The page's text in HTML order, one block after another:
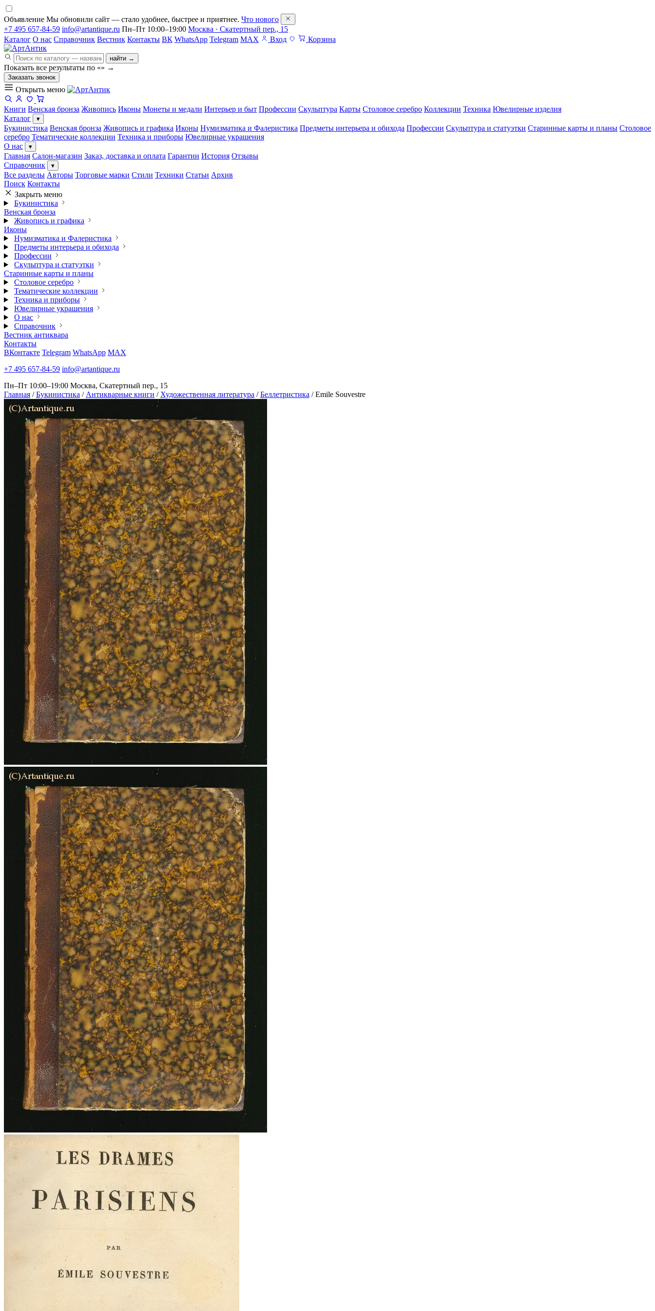
Объявление Мы обновили сайт — стало удобнее, быстрее и приятнее. Что нового
+7 495 657-84-59 info@artantique.ru Пн–Пт 10:00–19:00 Москва · Скатертный пер., 15
Каталог О нас Справочник Вестник Контакты ВК WhatsApp Telegram MAX Вход Корзина
найти →
Показать все результаты по «» →
Заказать звонок
Открыть меню
Книги Венская бронза Живопись Иконы Монеты и медали Интерьер и быт Профессии Скульптура Карты Столовое серебро Коллекции Техника Ювелирные изделия
Каталог
▾
Букинистика Венская бронза Живопись и графика Иконы Нумизматика и Фалеристика Предметы интерьера и обихода Профессии Скульптура и статуэтки Старинные карты и планы Столовое
серебро Тематические коллекции Техника и приборы Ювелирные украшения
О нас
▾
Главная Салон-магазин Заказ, доставка и оплата Гарантии История Отзывы
Справочник
▾
Все разделы Авторы Торговые марки Стили Техники Статьи Архив
Поиск Контакты
Закрыть меню
Букинистика
Венская бронза
Живопись и графика
Иконы
Нумизматика и Фалеристика
Предметы интерьера и обихода
Профессии
Скульптура и статуэтки
Старинные карты и планы
Столовое серебро
Тематические коллекции
Техника и приборы
Ювелирные украшения
О нас
Справочник
Вестник антиквара
Контакты
ВКонтакте Telegram WhatsApp MAX
+7 495 657-84-59 info@artantique.ru
Пн–Пт 10:00–19:00 Москва, Скатертный пер., 15
Главная / Букинистика / Антикварные книги / Художественная литература / Беллетристика / Emile Souvestre